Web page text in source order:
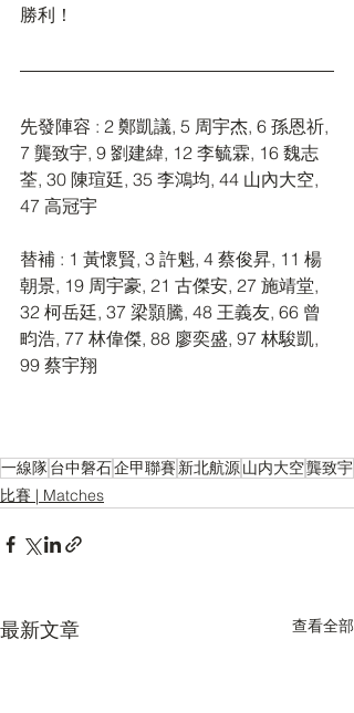
勝利！
先發陣容 : 2 鄭凱議, 5 周宇杰, 6 孫恩祈,
7 龔致宇, 9 劉建緯, 12 李毓霖, 16 魏志
荃, 30 陳瑄廷, 35 李鴻均, 44 山內大空,
47 高冠宇
替補 : 1 黃懷賢, 3 許魁, 4 蔡俊昇, 11 楊
朝景, 19 周宇豪, 21 古傑安, 27 施靖堂,
32 柯岳廷, 37 梁顥騰, 48 王義友, 66 曾
畇浩, 77 林偉傑, 88 廖奕盛, 97 林駿凱,
99 蔡宇翔
一線隊台中磐石企甲聯賽 新北航源山内大空龔致宇
比賽 | Matches
最新文章 查看全部